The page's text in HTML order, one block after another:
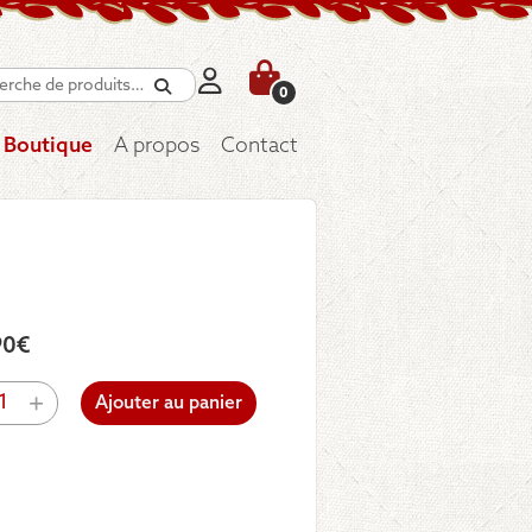
Recherche
0
Boutique A propos Contact
€
+ Ajouter au panier